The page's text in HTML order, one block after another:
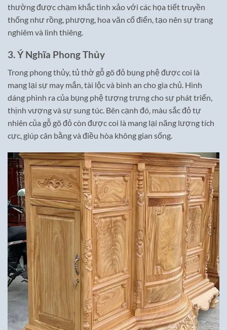
thường được chạm khắc tinh xảo với các họa tiết truyền
thống như rồng, phượng, hoa văn cổ điển, tạo nên sự trang
nghiêm và linh thiêng.
3. Ý Nghĩa Phong Thủy
Trong phong thủy, tủ thờ gỗ gõ đỏ bụng phệ được coi là
mang lại sự may mắn, tài lộc và bình an cho gia chủ. Hình
dáng phình ra của bụng phệ tượng trưng cho sự phát triển,
thịnh vượng và sự sung túc. Bên cạnh đó, màu sắc đỏ tự
nhiên của gỗ gõ đỏ còn được coi là mang lại năng lượng tích
cực, giúp cân bằng và điều hòa không gian sống.